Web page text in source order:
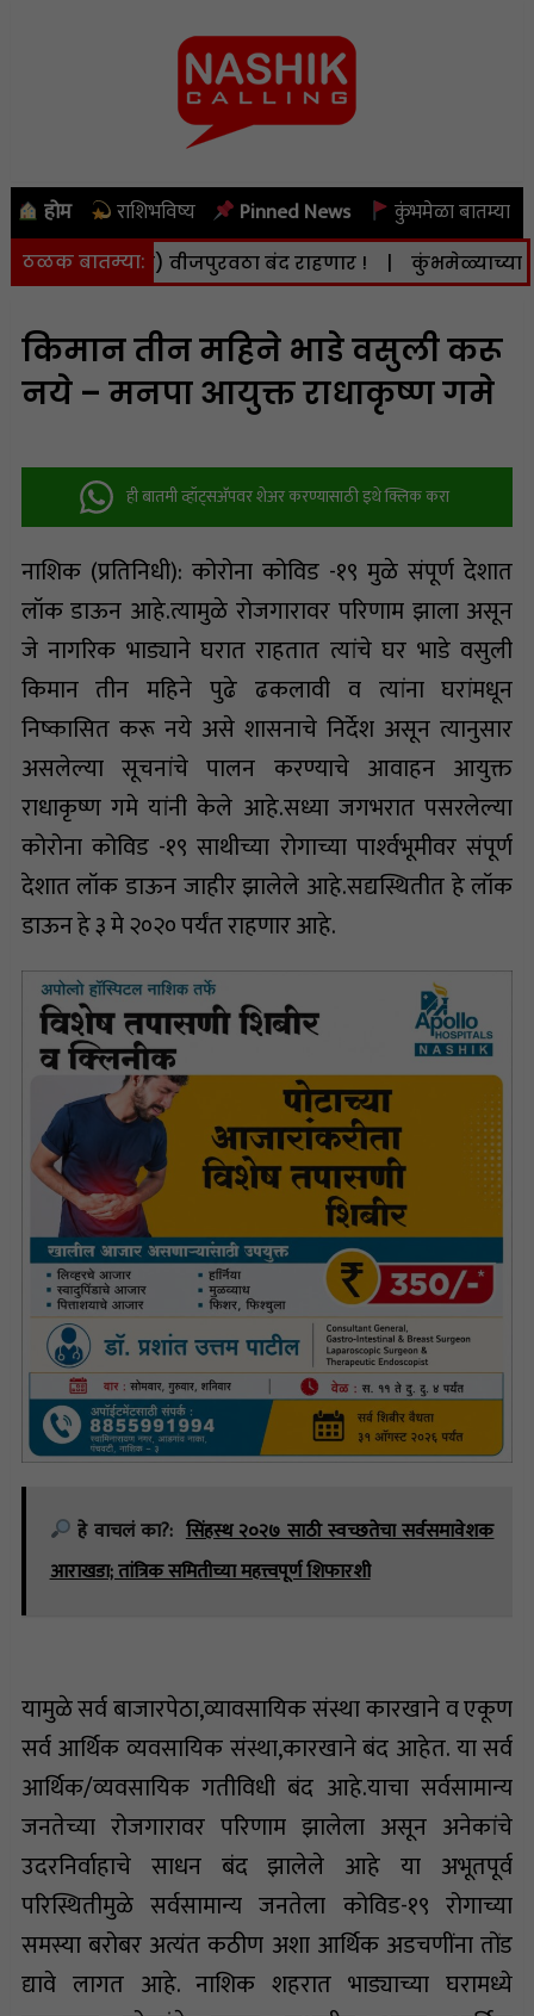
होम राशिभविष्य Pinned News कुंभमेळा बातम्या
ठळक बातम्या:
(दि. 8 ऑगस्ट) वीजपुरवठा बंद राहणार ! | कुंभमेळ्याच्या
किमान तीन महिने भाडे वसुली करू
नये – मनपा आयुक्त राधाकृष्ण गमे
ही बातमी व्हॉट्सअ‍ॅपवर शेअर करण्यासाठी इथे क्लिक करा
नाशिक (प्रतिनिधी): कोरोना कोविड -१९ मुळे संपूर्ण देशात
लॉक डाऊन आहे.त्यामुळे रोजगारावर परिणाम झाला असून
जे नागरिक भाड्याने घरात राहतात त्यांचे घर भाडे वसुली
किमान तीन महिने पुढे ढकलावी व त्यांना घरांमधून
निष्कासित करू नये असे शासनाचे निर्देश असून त्यानुसार
असलेल्या सूचनांचे पालन करण्याचे आवाहन आयुक्त
राधाकृष्ण गमे यांनी केले आहे.सध्या जगभरात पसरलेल्या
कोरोना कोविड -१९ साथीच्या रोगाच्या पार्श्‍वभूमीवर संपूर्ण
देशात लॉक डाऊन जाहीर झालेले आहे.सद्यस्थितीत हे लॉक
डाऊन हे ३ मे २०२० पर्यंत राहणार आहे.
हे वाचलं का?: सिंहस्थ २०२७ साठी स्वच्छतेचा सर्वसमावेशक
आराखडा; तांत्रिक समितीच्या महत्त्वपूर्ण शिफारशी
यामुळे सर्व बाजारपेठा,व्यावसायिक संस्था कारखाने व एकूण
सर्व आर्थिक व्यवसायिक संस्था,कारखाने बंद आहेत. या सर्व
आर्थिक/व्यवसायिक गतीविधी बंद आहे.याचा सर्वसामान्य
जनतेच्या रोजगारावर परिणाम झालेला असून अनेकांचे
उदरनिर्वाहाचे साधन बंद झालेले आहे या अभूतपूर्व
परिस्थितीमुळे सर्वसामान्य जनतेला कोविड-१९ रोगाच्या
समस्या बरोबर अत्यंत कठीण अशा आर्थिक अडचणींना तोंड
द्यावे लागत आहे. नाशिक शहरात भाड्याच्या घरामध्ये